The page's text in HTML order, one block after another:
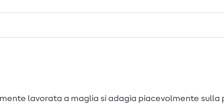
lavorata a maglia si adagia piacevolmente sulla